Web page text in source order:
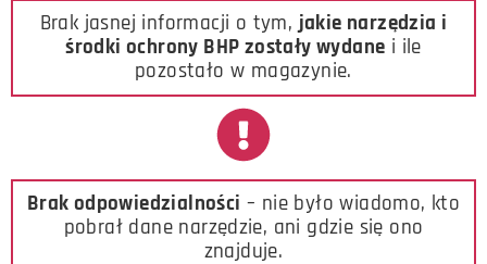
Brak jasnej informacji o tym,jakie narzędzia i
środki ochrony BHP zostały wydane i ile
pozostało w magazynie.
Brak odpowiedzialności – nie było wiadomo, kto
pobrał dane narzędzie, ani gdzie się ono
znajduje.